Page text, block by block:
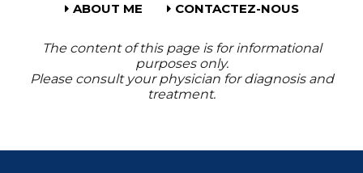
ABOUT ME CONTACTEZ-NOUS
The content of this page is for informational
purposes only.
Please consult your physician for diagnosis and
treatment.